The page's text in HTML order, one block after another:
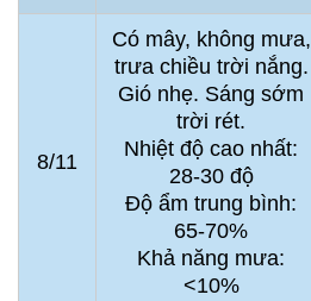
8/11
Có mây, không mưa,
trưa chiều trời nắng.
Gió nhẹ. Sáng sớm
trời rét.
Nhiệt độ cao nhất:
28-30 độ
Độ ẩm trung bình:
65-70%
Khả năng mưa:
<10%